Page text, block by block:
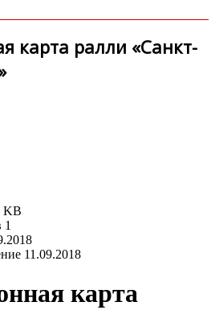
карта ралли «Санкт-
KB
1
11.09.2018
карта